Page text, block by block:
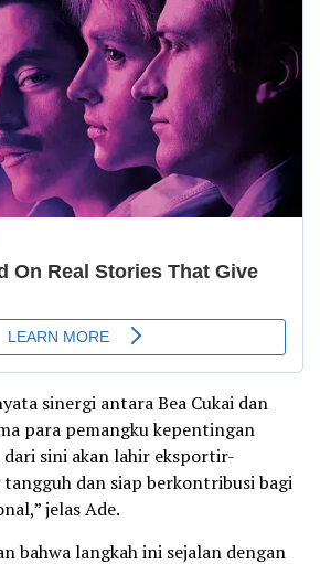
sinergi antara Bea Cukai dan
para pemangku kepentingan
dari sini akan lahir eksportir-
dan siap berkontribusi bagi
jelas Ade.
bahwa langkah ini sejalan dengan